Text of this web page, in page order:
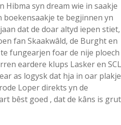
Hibma syn dream wie in saakje
te begjinnen yn
dat de doar altyd iepen stiet,
fan Skaakwâld, de Burght en
fungearjen foar de nije ploech
eardere klups Lasker en
as logysk dat hja in oar plakje
Loper direkts yn de
bêst goed , dat de kâns is grut